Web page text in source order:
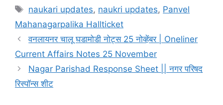
Tags
naukari updates, naukri updates, Panvel
Mahanagarpalika Hallticket
वनलायनर चालू घडामोडी नोट्स 25 नोव्हेंबर | Oneliner
Current Affairs Notes 25 November
Nagar Parishad Response Sheet || नगर परिषद
रिस्पॉन्स शीट